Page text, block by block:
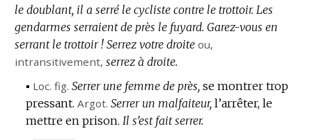
le doublant, il a serré le cycliste contre le trottoir. Les
gendarmes serraient de près le fuyard. Garez-vous en
serrant le trottoir ! Serrez votre droite ou,
intransitivement, serrez à droite.
▪ Loc. fig. Serrer une femme de près, se montrer trop
pressant. Argot. Serrer un malfaiteur, l’arrêter, le
mettre en prison. Il s’est fait serrer.